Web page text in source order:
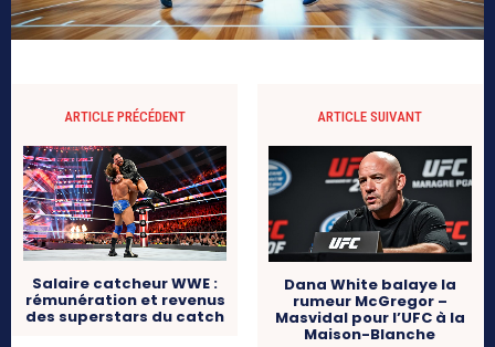
ARTICLE PRÉCÉDENT
Salaire catcheur WWE :
rémunération et revenus
des superstars du catch
ARTICLE SUIVANT
Dana White balaye la
rumeur McGregor –
Masvidal pour l’UFC à la
Maison-Blanche